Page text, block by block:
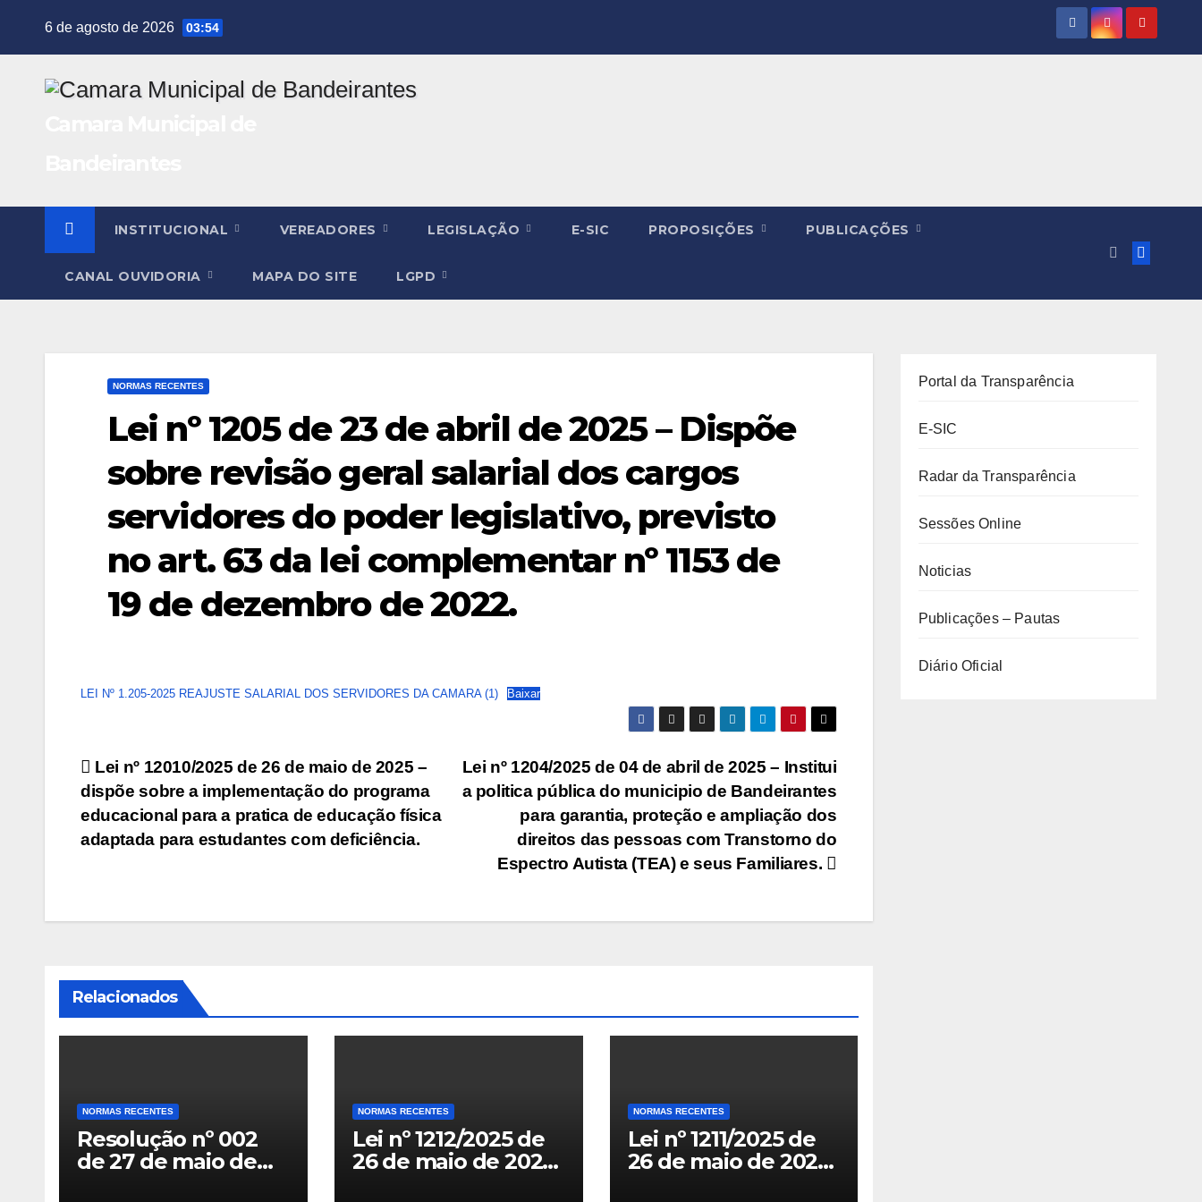
6 de agosto de 2026 03:54
INSTITUCIONAL VEREADORES LEGISLAÇÃO E-SIC PROPOSIÇÕES PUBLICAÇÕES
CANAL OUVIDORIA MAPA DO SITE LGPD
NORMAS RECENTES
Lei nº 1205 de 23 de abril de 2025 – Dispõe
sobre revisão geral salarial dos cargos
servidores do poder legislativo, previsto
no art. 63 da lei complementar nº 1153 de
19 de dezembro de 2022.
LEI Nº 1.205-2025 REAJUSTE SALARIAL DOS SERVIDORES DA CAMARA (1) Baixar
Navegação
de
Post
Lei nº 1204/2025 de 04 de abril de 2025 – Institui
a politica pública do municipio de Bandeirantes
para garantia, proteção e ampliação dos
direitos das pessoas com Transtorno do
Espectro Autista (TEA) e seus Familiares.
Lei nº 12010/2025 de 26 de maio de 2025 –
dispõe sobre a implementação do programa
educacional para a pratica de educação física
adaptada para estudantes com deficiência.
Relacionados
NORMAS RECENTES
Resolução nº 002
de 27 de maio de
NORMAS RECENTES
Lei nº 1212/2025 de
26 de maio de 2025
NORMAS RECENTES
Lei nº 1211/2025 de
26 de maio de 2025
Portal da Transparência
E-SIC
Radar da Transparência
Sessões Online
Noticias
Publicações – Pautas
Diário Oficial